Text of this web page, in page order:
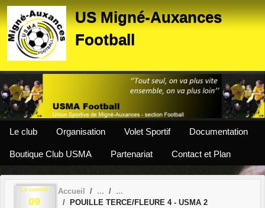
US Migné-Auxances
Football
Le club Organisation Volet Sportif Documentation
Boutique Club USMA Partenariat Contact et Plan
Le samedi
09
Accueil
POUILLE TERCE/FLEURE 4 - USMA 2
Panneau de gestion des cookies